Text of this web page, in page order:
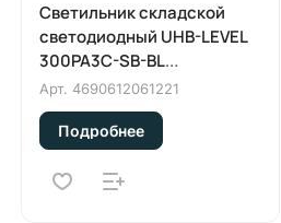
Светильник складской
светодиодный UHB-LEVEL
300PA3C-SB-BL
300/240/200Вт 100-277В
175Лм/Вт 3CCT 5лет IP69K
NEOX
Арт.4690612061221
Подробнее